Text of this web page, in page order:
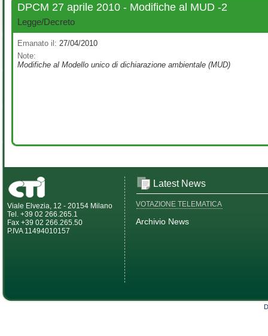
DPCM 27 aprile 2010 - Modifiche al MUD -2
Legge/Decreto
Emanato il: 27/04/2010
Note:
Modifiche al Modello unico di dichiarazione ambientale (MUD)
Viale Elvezia, 12 - 20154 Milano
Tel. +39 02 266.265.1
Fax +39 02 266.265.50
P.IVA 11494010157
Latest News
VOTAZIONE TELEMATICA
Archivio News